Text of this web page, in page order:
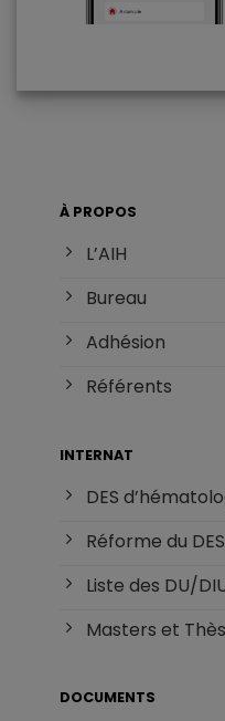
À PROPOS
L’AIH
Bureau
Adhésion
Référents
INTERNAT
DES
Réforme du DES
Liste des DU/
Masters et
DOCUMENTS